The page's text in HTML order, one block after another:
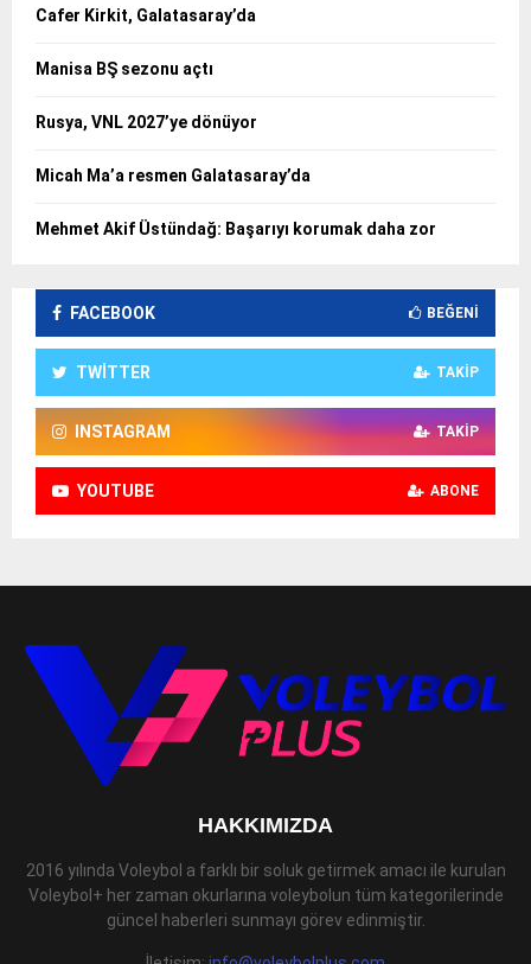
Cafer Kirkit, Galatasaray’da
Manisa BŞ sezonu açtı
Rusya, VNL 2027’ye dönüyor
Micah Ma’a resmen Galatasaray’da
Mehmet Akif Üstündağ: Başarıyı korumak daha zor
FACEBOOK BEĞENI
TWITTER TAKIP
INSTAGRAM TAKIP
YOUTUBE ABONE
HAKKIMIZDA
2016 yılında Voleybol a farklı bir soluk getirmek amacı ile kurulan
Voleybol+ her zaman okurlarına voleybolun tüm kategorilerinde
güncel haberleri sunmayı görev edinmiştir.